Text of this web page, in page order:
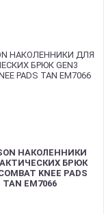
НАКОЛЕННИКИ
БРЮК
KNEE PADS
TAN EM7066